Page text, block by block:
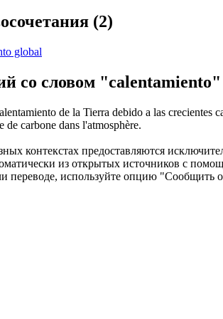
(2)
global
со словом "calentamiento"
de la Tierra debido a las crecientes
de carbone dans l'atmosphère.
контекстах предоставляются
из открытых источников с
переводе, используйте опцию "Сообщить